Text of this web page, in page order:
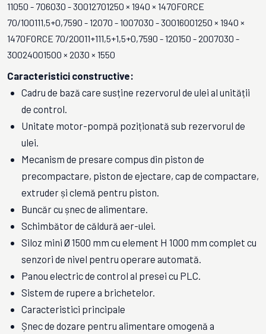
11050 - 706030 - 30012701250 × 1940 × 1470FORCE
70/100111,5+0,7590 - 12070 - 1007030 - 30016001250 × 1940 ×
1470FORCE 70/20011+111,5+1,5+0,7590 - 120150 - 2007030 -
30024001500 × 2030 × 1550
Caracteristici constructive:
Cadru de bază care susține rezervorul de ulei al unității
de control.
Unitate motor-pompă poziționată sub rezervorul de
ulei.
Mecanism de presare compus din piston de
precompactare, piston de ejectare, cap de compactare,
extruder și clemă pentru piston.
Buncăr cu șnec de alimentare.
Schimbător de căldură aer-ulei.
Siloz mini Ø 1500 mm cu element H 1000 mm complet cu
senzori de nivel pentru operare automată.
Panou electric de control al presei cu PLC.
Sistem de rupere a brichetelor.
Caracteristici principale
Șnec de dozare pentru alimentare omogenă a